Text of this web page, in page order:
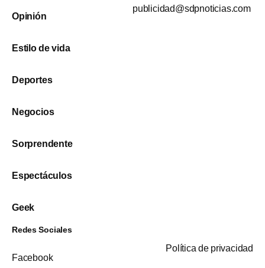
Opinión
Estilo de vida
Deportes
Negocios
Sorprendente
Espectáculos
Geek
publicidad@sdpnoticias.com
Redes Sociales
Facebook
Política de privacidad